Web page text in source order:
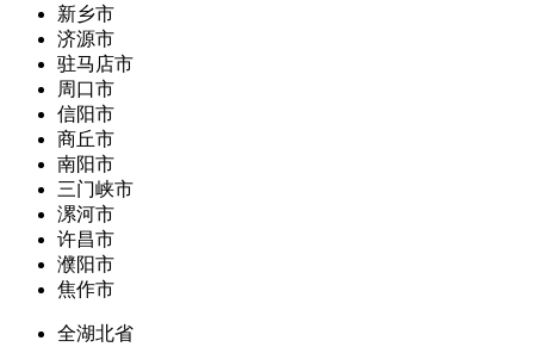
新乡市
济源市
驻马店市
周口市
信阳市
商丘市
南阳市
三门峡市
漯河市
许昌市
濮阳市
焦作市
全湖北省